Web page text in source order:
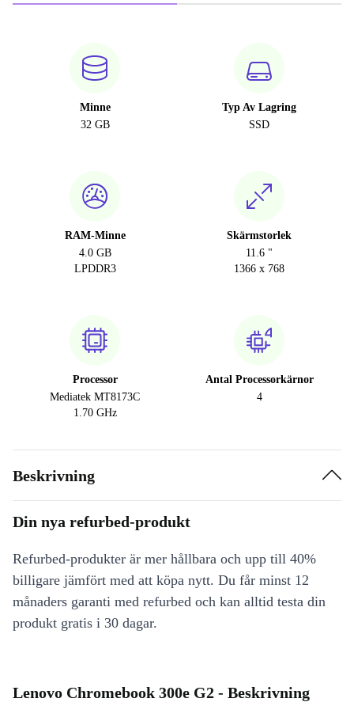
Minne
32 GB
Typ Av Lagring
SSD
RAM-Minne
4.0 GB
LPDDR3
Skärmstorlek
11.6 "
1366 x 768
Processor
Mediatek MT8173C
1.70 GHz
Antal Processorkärnor
4
Beskrivning
Din nya refurbed-produkt
Refurbed-produkter är mer hållbara och upp till 40%
billigare jämfört med att köpa nytt. Du får minst 12
månaders garanti med refurbed och kan alltid testa din
produkt gratis i 30 dagar.
Lenovo Chromebook 300e G2 - Beskrivning